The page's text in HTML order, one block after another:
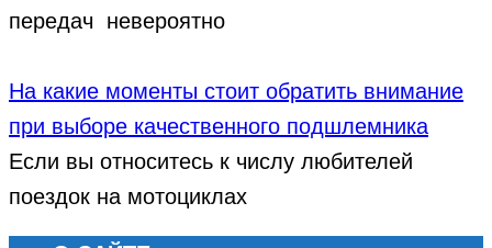
передач невероятно
На какие моменты стоит обратить внимание
при выборе качественного подшлемника
Если вы относитесь к числу любителей
поездок на мотоциклах